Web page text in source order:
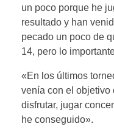
un poco porque he
resultado y han
pecado un poco de
14, pero lo
«En los últimos
venía con el objetivo
disfrutar, jugar
he conseguido».